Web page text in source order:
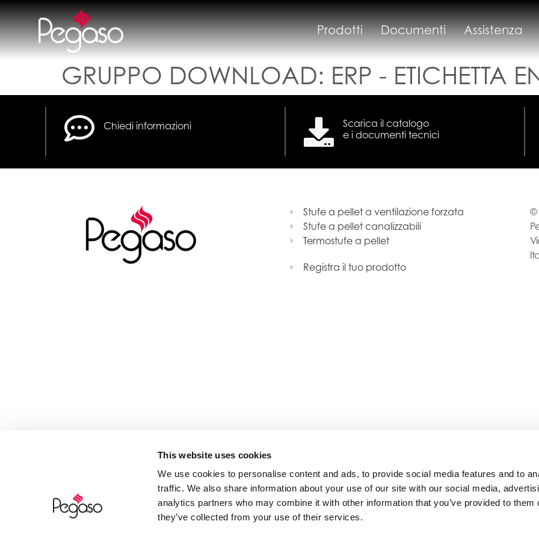
This website uses cookies
We use cookies to personalise content and ads, to provide social media features and to
traffic. We also share information about your use of our site with our social media,
analytics partners who may combine it with other information that you’ve provided to them
they’ve collected from your use of their services.
Prodotti Documenti Assistenza
GRUPPO DOWNLOAD: ERP - ETICHETTA
Chiedi informazioni
Scarica il catalogo
e i documenti tecnici
Stufe a pellet a ventilazione forzata
Stufe a pellet canalizzabili
Termostufe a pellet
Registra il tuo prodotto
©